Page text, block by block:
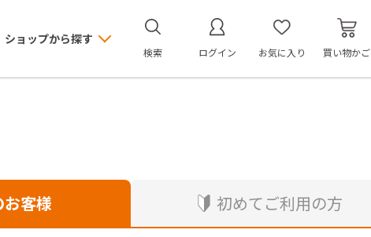
ショップから探す
検索 ログイン お気に入り 買い物かご
客様 初めてご利用の方